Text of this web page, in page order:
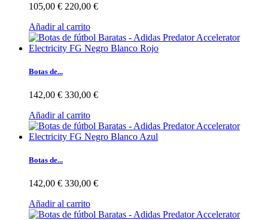
105,00 € 220,00 €
Añadir al carrito
Botas de...
142,00 € 330,00 €
Añadir al carrito
Botas de...
142,00 € 330,00 €
Añadir al carrito